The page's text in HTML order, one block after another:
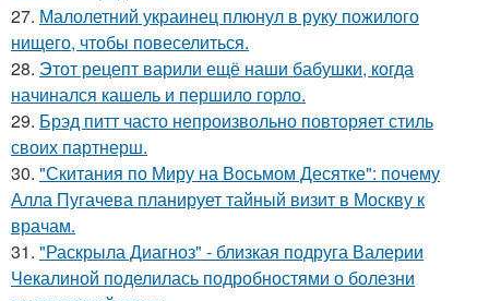
27. Малолетний украинец плюнул в руку пожилого
нищего, чтобы повеселиться.
28. Этот рецепт варили ещё наши бабушки, когда
начинался кашель и першило горло.
29. Брэд питт часто непроизвольно повторяет стиль
своих партнерш.
30. "Скитания по Миру на Восьмом Десятке": почему
Алла Пугачева планирует тайный визит в Москву к
врачам.
31. "Раскрыла Диагноз" - близкая подруга Валерии
Чекалиной поделилась подробностями о болезни